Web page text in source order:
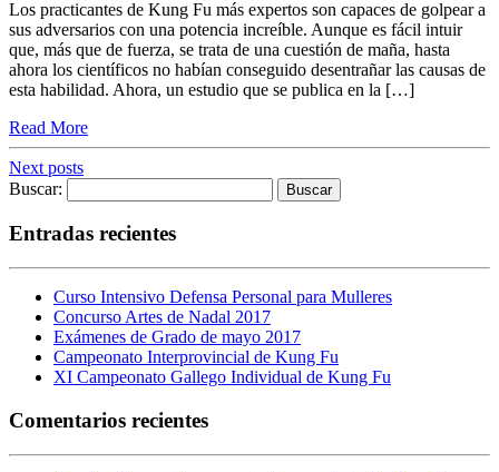
Los practicantes de Kung Fu más expertos son capaces de golpear a
sus adversarios con una potencia increíble. Aunque es fácil intuir
que, más que de fuerza, se trata de una cuestión de maña, hasta
ahora los científicos no habían conseguido desentrañar las causas de
esta habilidad. Ahora, un estudio que se publica en la […]
Read More
Next posts
Buscar:
Entradas recientes
Curso Intensivo Defensa Personal para Mulleres
Concurso Artes de Nadal 2017
Exámenes de Grado de mayo 2017
Campeonato Interprovincial de Kung Fu
XI Campeonato Gallego Individual de Kung Fu
Comentarios recientes